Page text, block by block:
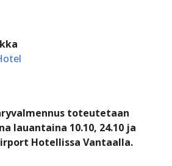
toteutetaan
lauantaina 10.10, 24.10 ja
Hotellissa Vantaalla.